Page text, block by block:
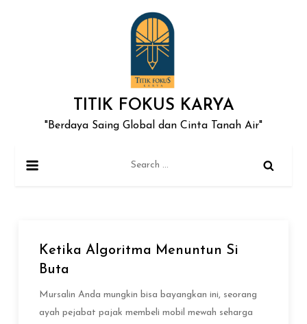
TITIK FOKUS KARYA
"Berdaya Saing Global dan Cinta Tanah Air"
for:
Ketika Algoritma Menuntun Si
Buta
Mursalin Anda mungkin bisa bayangkan ini, seorang
ayah pejabat pajak membeli mobil mewah seharga